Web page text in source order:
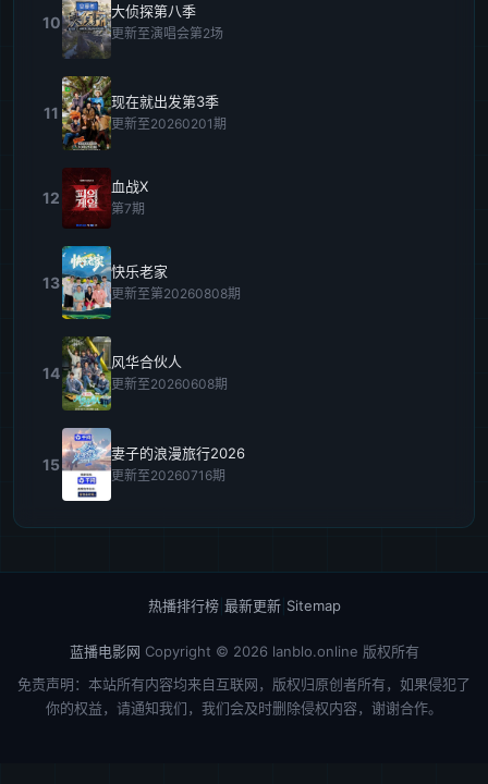
10
大侦探第八季
更新至演唱会第2场
11
现在就出发第3季
更新至20260201期
12
血战X
第7期
13
快乐老家
更新至第20260808期
14
风华合伙人
更新至20260608期
15
妻子的浪漫旅行2026
更新至20260716期
热播排行榜| 最新更新| Sitemap
蓝播电影网 Copyright © 2026 lanblo.online 版权所有
免责声明：本站所有内容均来自互联网，版权归原创者所有，如果侵犯了
你的权益，请通知我们，我们会及时删除侵权内容，谢谢合作。